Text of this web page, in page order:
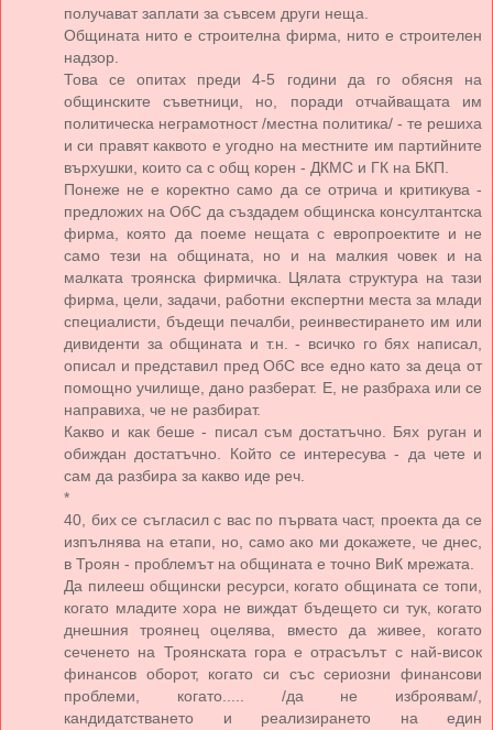
получават заплати за съвсем други неща.
Общината нито е строителна фирма, нито е строителен
надзор.
Това се опитах преди 4-5 години да го обясня на
общинските съветници, но, поради отчайващата им
политическа неграмотност /местна политика/ - те решиха
и си правят каквото е угодно на местните им партийните
върхушки, които са с общ корен - ДКМС и ГК на БКП.
Понеже не е коректно само да се отрича и критикува -
предложих на ОбС да създадем общинска консултантска
фирма, която да поеме нещата с европроектите и не
само тези на общината, но и на малкия човек и на
малката троянска фирмичка. Цялата структура на тази
фирма, цели, задачи, работни експертни места за млади
специалисти, бъдещи печалби, реинвестирането им или
дивиденти за общината и т.н. - всичко го бях написал,
описал и представил пред ОбС все едно като за деца от
помощно училище, дано разберат. Е, не разбраха или се
направиха, че не разбират.
Какво и как беше - писал съм достатъчно. Бях руган и
обиждан достатъчно. Който се интересува - да чете и
сам да разбира за какво иде реч.
*
40, бих се съгласил с вас по първата част, проекта да се
изпълнява на етапи, но, само ако ми докажете, че днес,
в Троян - проблемът на общината е точно ВиК мрежата.
Да пилееш общински ресурси, когато общината се топи,
когато младите хора не виждат бъдещето си тук, когато
днешния троянец оцелява, вместо да живее, когато
сеченето на Троянската гора е отрасълът с най-висок
финансов оборот, когато си със сериозни финансови
проблеми, когато..... /да не изброявам/,
кандидатстването и реализирането на един